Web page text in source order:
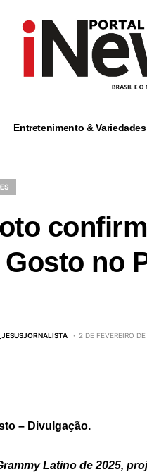
Entretenimento & Variedades
no
2 DE FEVEREIRO
– Divulgação.
Latino de 2025,